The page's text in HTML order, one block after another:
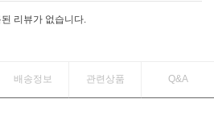
된 리뷰가 없습니다.
배송정보 관련상품 Q&A